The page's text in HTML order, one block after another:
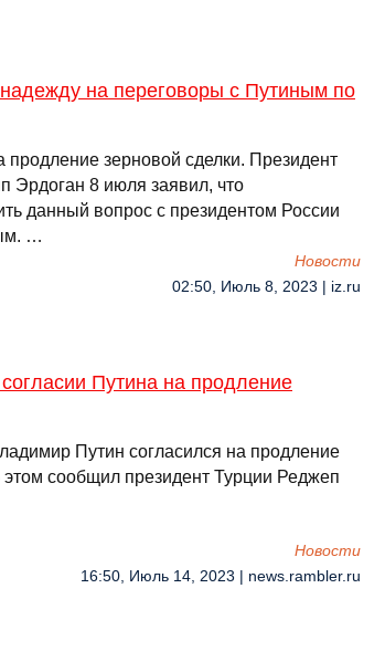
на переговоры с Путиным по
продление зерновой сделки. Президент
Эрдоган 8 июля заявил, что
данный вопрос с президентом России
…
Новости
02:50, Июль 8, 2023 | iz.ru
Путина на продление
Путин согласился на продление
сообщил президент Турции Реджеп
Новости
16:50, Июль 14, 2023 | news.rambler.ru